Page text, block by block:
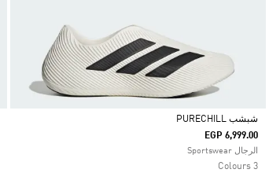
Selected
شبشب PURECHILL
EGP 6,999.00
الرجال Sportswear
3 Colours